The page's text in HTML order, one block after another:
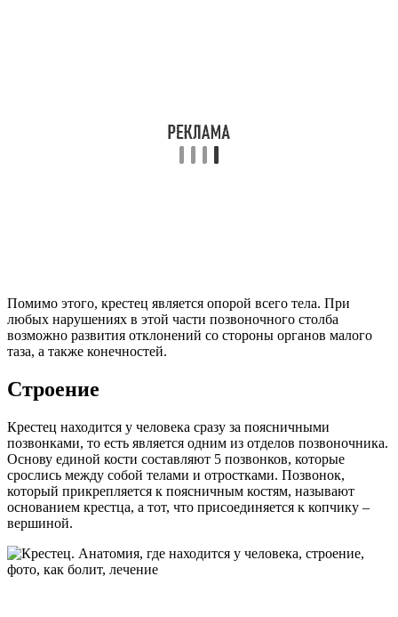
Помимо этого, крестец является опорой всего тела. При
любых нарушениях в этой части позвоночного столба
возможно развития отклонений со стороны органов малого
таза, а также конечностей.
Строение
Крестец находится у человека сразу за поясничными
позвонками, то есть является одним из отделов позвоночника.
Основу единой кости составляют 5 позвонков, которые
срослись между собой телами и отростками. Позвонок,
который прикрепляется к поясничным костям, называют
основанием крестца, а тот, что присоединяется к копчику –
вершиной.